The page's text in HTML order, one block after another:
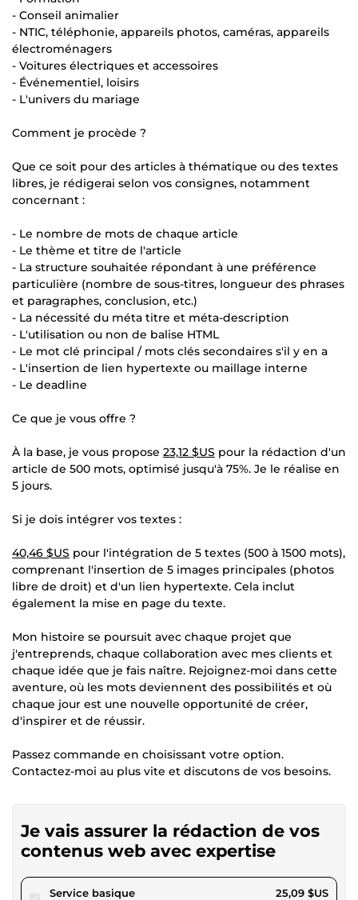
- Conseil animalier
- NTIC, téléphonie, appareils photos, caméras, appareils
électroménagers
- Voitures électriques et accessoires
- Événementiel, loisirs
- L'univers du mariage
Comment je procède ?
Que ce soit pour des articles à thématique ou des textes
libres, je rédigerai selon vos consignes, notamment
concernant :
- Le nombre de mots de chaque article
- Le thème et titre de l'article
- La structure souhaitée répondant à une préférence
particulière (nombre de sous-titres, longueur des phrases
et paragraphes, conclusion, etc.)
- La nécessité du méta titre et méta-description
- L'utilisation ou non de balise HTML
- Le mot clé principal / mots clés secondaires s'il y en a
- L'insertion de lien hypertexte ou maillage interne
- Le deadline
Ce que je vous offre ?
À la base, je vous propose 23,12 $US pour la rédaction d'un
article de 500 mots, optimisé jusqu'à 75%. Je le réalise en
5 jours.
Si je dois intégrer vos textes :
40,46 $US pour l'intégration de 5 textes (500 à 1500 mots),
comprenant l'insertion de 5 images principales (photos
libre de droit) et d'un lien hypertexte. Cela inclut
également la mise en page du texte.
Mon histoire se poursuit avec chaque projet que
j'entreprends, chaque collaboration avec mes clients et
chaque idée que je fais naître. Rejoignez-moi dans cette
aventure, où les mots deviennent des possibilités et où
chaque jour est une nouvelle opportunité de créer,
d'inspirer et de réussir.
Passez commande en choisissant votre option.
Contactez-moi au plus vite et discutons de vos besoins.
Je vais assurer la rédaction de vos
contenus web avec expertise
Service basiquepour 23,12 $US 25,09 $US